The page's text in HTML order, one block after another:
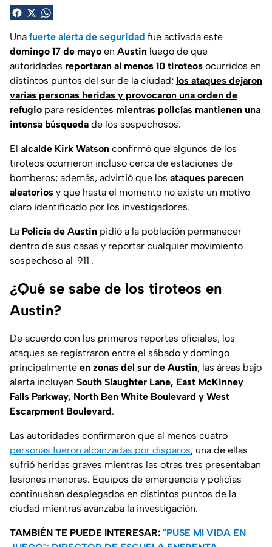
Una fuerte alerta de seguridad fue activada este
domingo 17 de mayo en Austin luego de que
autoridades reportaran al menos 10 tiroteos ocurridos en
distintos puntos del sur de la ciudad; los ataques dejaron
varias personas heridas y provocaron una orden de
refugio para residentes mientras policías mantienen una
intensa búsqueda de los sospechosos.
El alcalde Kirk Watson confirmó que algunos de los
tiroteos ocurrieron incluso cerca de estaciones de
bomberos; además, advirtió que los ataques parecen
aleatorios y que hasta el momento no existe un motivo
claro identificado por los investigadores.
La Policía de Austin pidió a la población permanecer
dentro de sus casas y reportar cualquier movimiento
sospechoso al '911'.
¿Qué se sabe de los tiroteos en
Austin?
De acuerdo con los primeros reportes oficiales, los
ataques se registraron entre el sábado y domingo
principalmente en zonas del sur de Austin; las áreas bajo
alerta incluyen South Slaughter Lane, East McKinney
Falls Parkway, North Ben White Boulevard y West
Escarpment Boulevard.
Las autoridades confirmaron que al menos cuatro
personas fueron alcanzadas por disparos; una de ellas
sufrió heridas graves mientras las otras tres presentaban
lesiones menores. Equipos de emergencia y policías
continuaban desplegados en distintos puntos de la
ciudad mientras avanzaba la investigación.
TAMBIÉN TE PUEDE INTERESAR: "PUSE MI VIDA EN